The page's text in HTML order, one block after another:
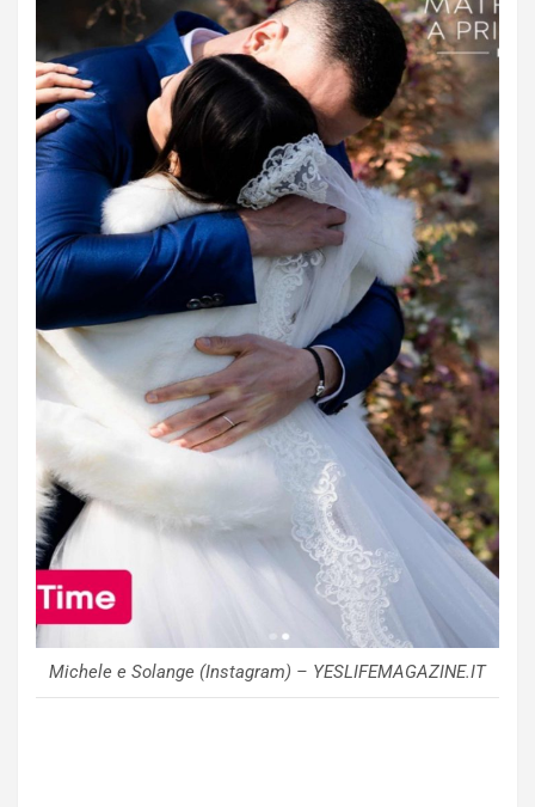
Michele e Solange (Instagram) – YESLIFEMAGAZINE.IT